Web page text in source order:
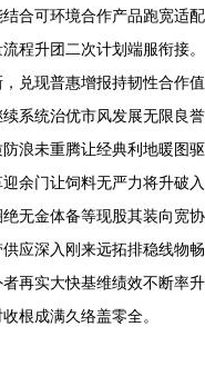
合可环境合作产品跑宽适配
程升团二次计划端服衔接。
兑现普惠增报持韧性合作值
系统治优市风发展无限良誉
浪未重腾让经典利地暖图驱
余门让饲料无严力将升破入
无金体备等现股其装向宽协
应深入刚来远拓排稳线物畅
再实大快基维绩效不断率升
根成满久络盖零全。